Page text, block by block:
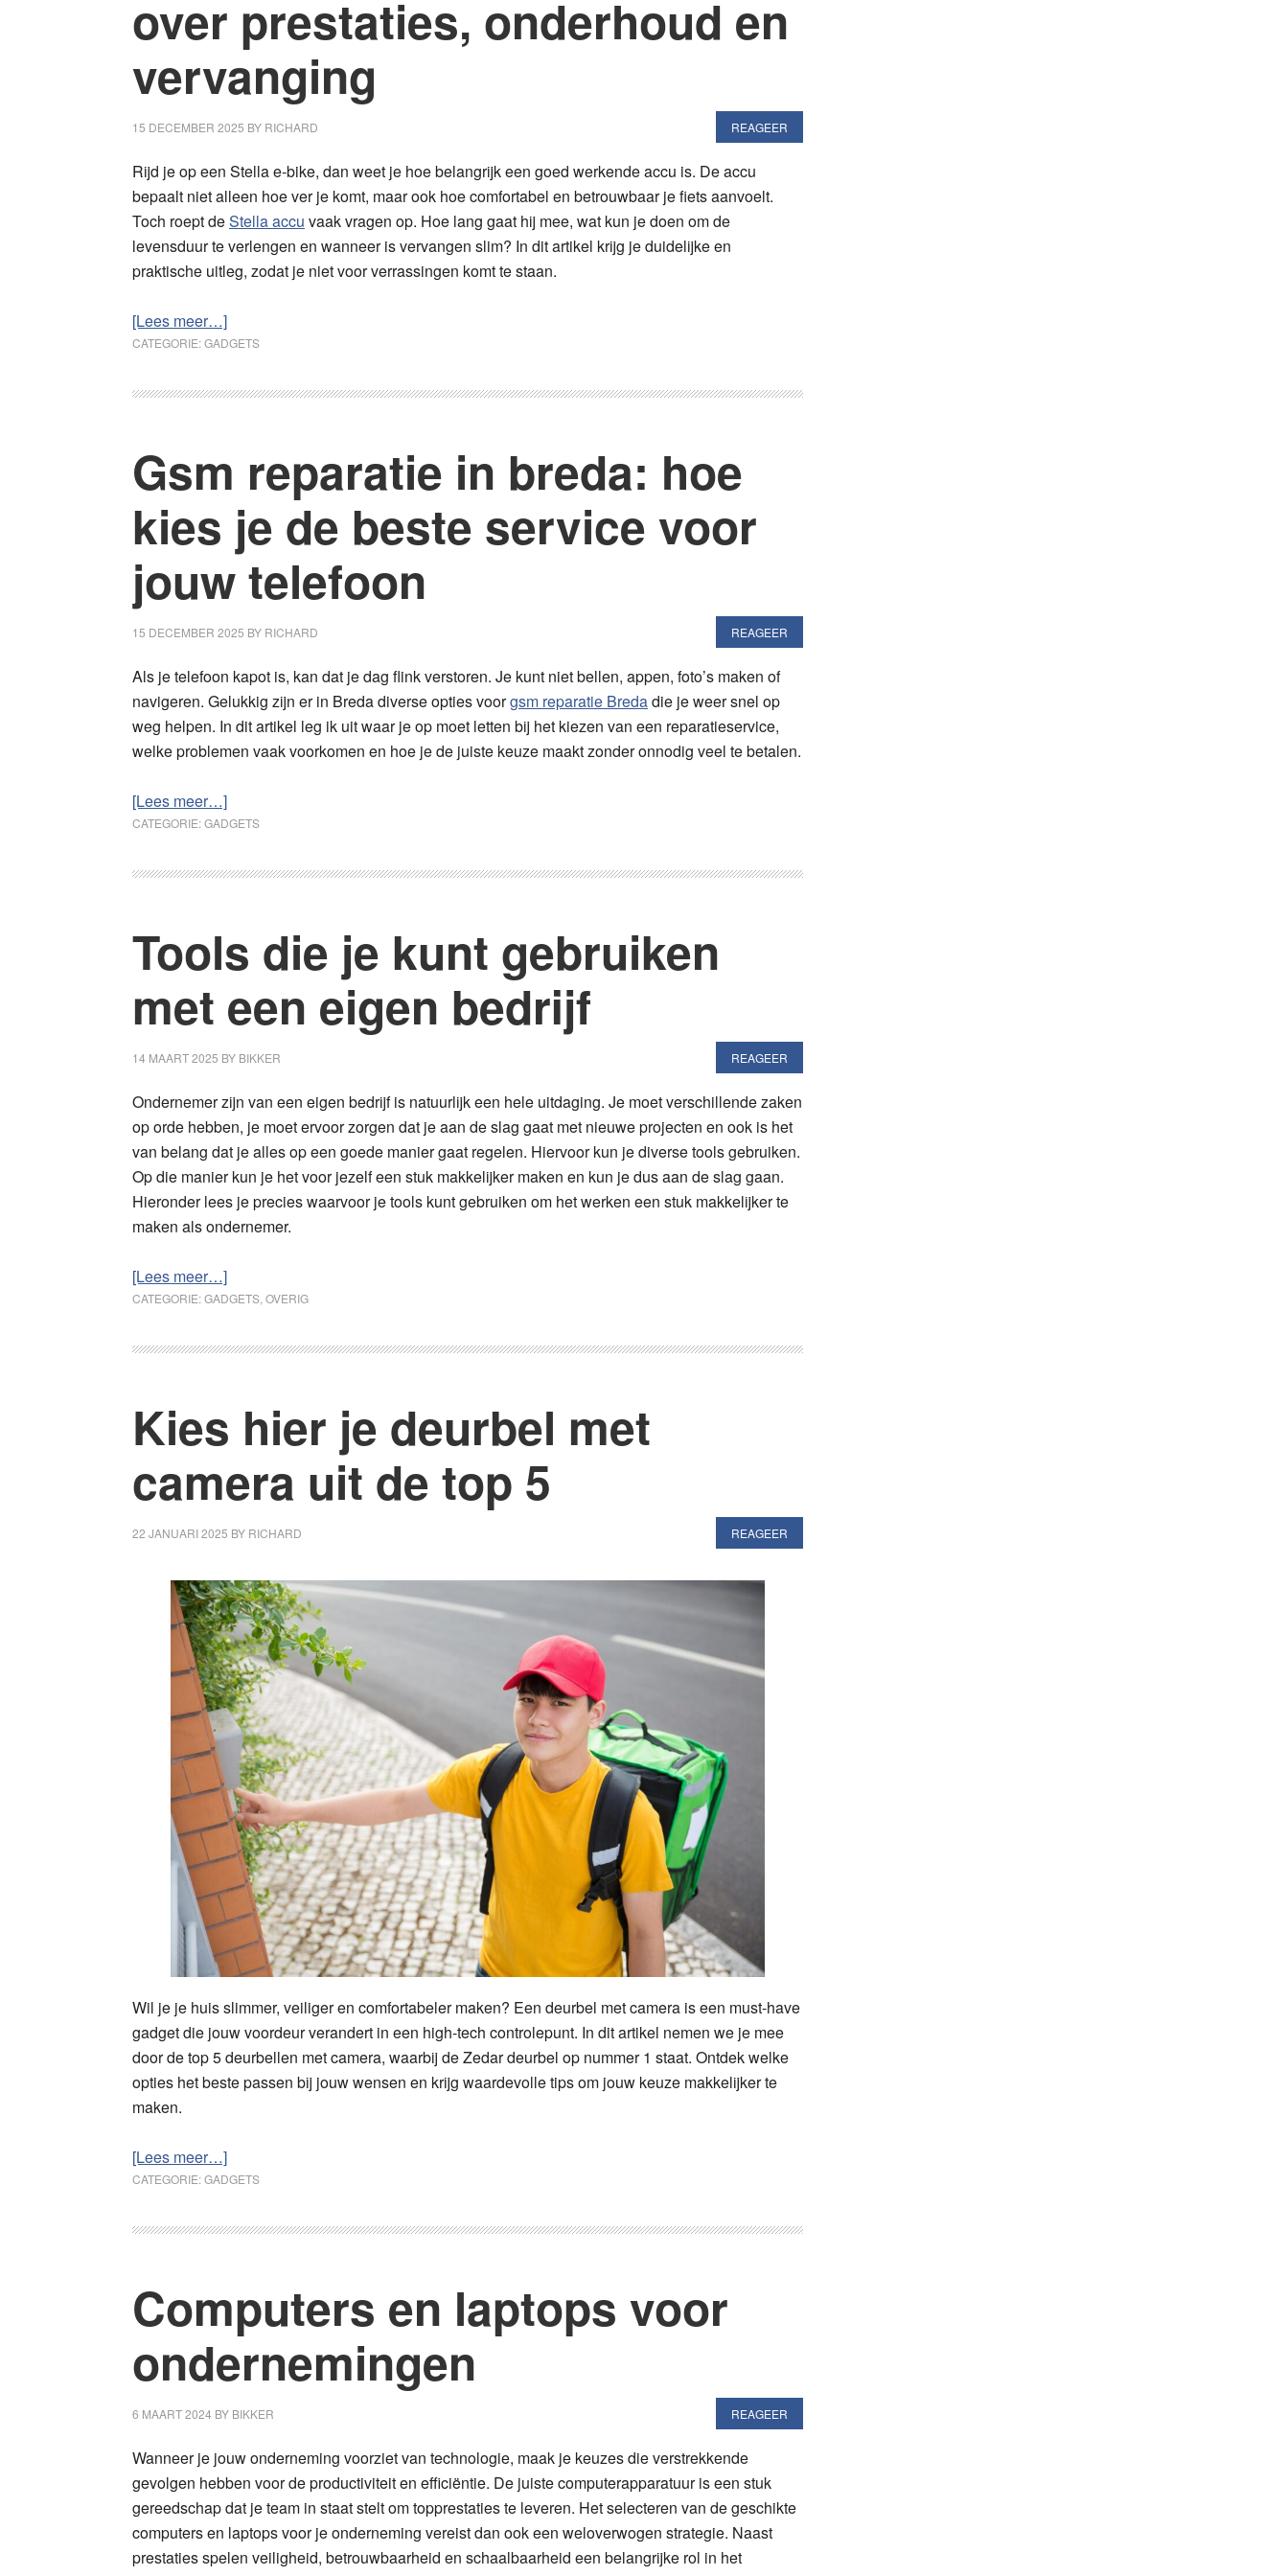
over prestaties, onderhoud en
vervanging
15 DECEMBER 2025 BY RICHARD REAGEER
Rijd je op een Stella e-bike, dan weet je hoe belangrijk een goed werkende accu is. De accu
bepaalt niet alleen hoe ver je komt, maar ook hoe comfortabel en betrouwbaar je fiets aanvoelt.
Toch roept deStella accu vaak vragen op. Hoe lang gaat hij mee, wat kun je doen om de
levensduur te verlengen en wanneer is vervangen slim? In dit artikel krijg je duidelijke en
praktische uitleg, zodat je niet voor verrassingen komt te staan.
[Lees meer…]overStella
accu:
je
over
prestaties,
onderhoud
en
vervanging
CATEGORIE:GADGETS
Gsm reparatie in breda: hoe
kies je de beste service voor
jouw telefoon
15 DECEMBER 2025 BY RICHARD REAGEER
Als je telefoon kapot is, kan dat je dag flink verstoren. Je kunt niet bellen, appen, foto’s maken of
navigeren. Gelukkig zijn er in Breda diverse opties voorgsm reparatie Bredadie je weer snel op
weg helpen. In dit artikel leg ik uit waar je op moet letten bij het kiezen van een reparatieservice,
welke problemen vaak voorkomen en hoe je de juiste keuze maakt zonder onnodig veel te betalen.
[Lees meer…]overGsm
reparatie
breda:
je
de
beste
service
voor
telefoon
CATEGORIE:GADGETS
Tools die je kunt gebruiken
met een eigen bedrijf
14 MAART 2025 BY BIKKER REAGEER
Ondernemer zijn van een eigen bedrijf is natuurlijk een hele uitdaging. Je moet verschillende zaken
op orde hebben, je moet ervoor zorgen dat je aan de slag gaat met nieuwe projecten en ook is het
van belang dat je alles op een goede manier gaat regelen. Hiervoor kun je diverse tools gebruiken.
Op die manier kun je het voor jezelf een stuk makkelijker maken en kun je dus aan de slag gaan.
Hieronder lees je precies waarvoor je tools kunt gebruiken om het werken een stuk makkelijker te
maken als ondernemer.
[Lees meer…]overTools
die
kunt
een
eigen
bedrijf
CATEGORIE:GADGETS OVERIG
Kies hier je deurbel met
camera uit de top 5
22 JANUARI 2025 BY RICHARD REAGEER
Wil je je huis slimmer, veiliger en comfortabeler maken? Een deurbel met camera is een must-have
gadget die jouw voordeur verandert in een high-tech controlepunt. In dit artikel nemen we je mee
door de top 5 deurbellen met camera, waarbij de Zedar deurbel op nummer 1 staat. Ontdek welke
opties het beste passen bij jouw wensen en krijg waardevolle tips om jouw keuze makkelijker te
maken.
[Lees meer…]overKies
hier
deurbel
uit
de
top
5
CATEGORIE:GADGETS
Computers en laptops voor
ondernemingen
6 MAART 2024 BY BIKKER REAGEER
Wanneer je jouw onderneming voorziet van technologie, maak je keuzes die verstrekkende
gevolgen hebben voor de productiviteit en efficiëntie. De juiste computerapparatuur is een stuk
gereedschap dat je team in staat stelt om topprestaties te leveren. Het selecteren van de geschikte
computers en laptops voor je onderneming vereist dan ook een weloverwogen strategie. Naast
prestaties spelen veiligheid, betrouwbaarheid en schaalbaarheid een belangrijke rol in het